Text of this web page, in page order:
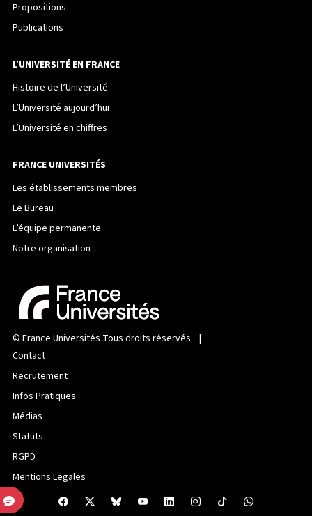
Propositions
Publications
L’UNIVERSITÉ EN FRANCE
Histoire de l’Université
L’Université aujourd’hui
L’Université en chiffres
FRANCE UNIVERSITÉS
Les établissements membres
Le Bureau
L’équipe permanente
Notre organisation
© France Universités Tous droits réservés |
Contact
Recrutement
Infos Pratiques
Médias
Statuts
RGPD
Mentions Legales